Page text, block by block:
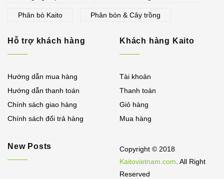
Phân bò Kaito Phân bón & Cây trồng
Hỗ trợ khách hàng
Hướng dẫn mua hàng
Hướng dẫn thanh toán
Chính sách giao hàng
Chính sách đổi trả hàng
New Posts
Khách hàng Kaito
Tài khoản
Thanh toán
Giỏ hàng
Mua hàng
Copyright © 2018
Kaitovietnam.com. All Right
Reserved